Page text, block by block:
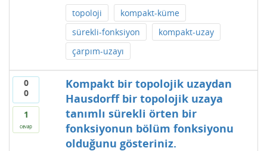
topoloji
kompakt-küme
sürekli-fonksiyon
kompakt-uzay
çarpım-uzayı
0
0
1
cevap
Kompakt bir topolojik uzaydan
Hausdorff bir topolojik uzaya
tanımlı sürekli örten bir
fonksiyonun bölüm fonksiyonu
olduğunu gösteriniz.